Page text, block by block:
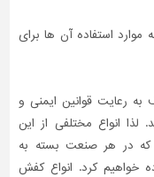
استفاده آن ها برای
رعایت قوانین ایمنی و
انواع مختلفی از این
که در هر صنعت بسته به
خواهیم کرد. انواع کفش